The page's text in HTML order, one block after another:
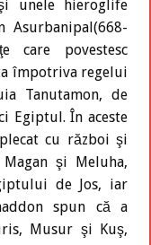
unele hieroglife
Asurbanipal(668-
care povestesc
împotriva regelui
Tanutamon, de
Egiptul. În aceste
cu război şi
şi Meluha,
de Jos, iar
spun că a
Musur şi Kuş,